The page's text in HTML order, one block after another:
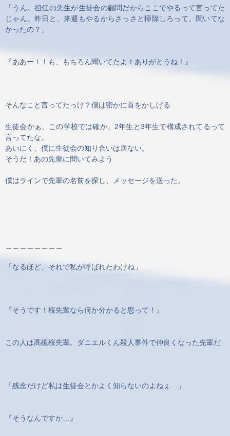
「うん。担任の先生が生徒会の顧問だからここでやるって言ってた
じゃん。昨日と、来週もやるからさっさと掃除しろって。聞いてな
かったの？」
『ああー！！も、もちろん聞いてたよ！ありがとうね！』
そんなこと言ってたっけ？僕は密かに首をかしげる
生徒会かぁ、この学校では確か、2年生と3年生で構成されてるって
言ってたな。
あいにく、僕に生徒会の知り合いは居ない。
そうだ！あの先輩に聞いてみよう
僕はラインで先輩の名前を探し、メッセージを送った。
「なるほど、それで私が呼ばれたわけね」
『そうです！桜先輩なら何か分かると思って！』
この人は高槻桜先輩。ダニエルくん殺人事件で仲良くなった先輩だ
「残念だけど私は生徒会とかよく知らないのよねぇ…」
『そうなんですか…』